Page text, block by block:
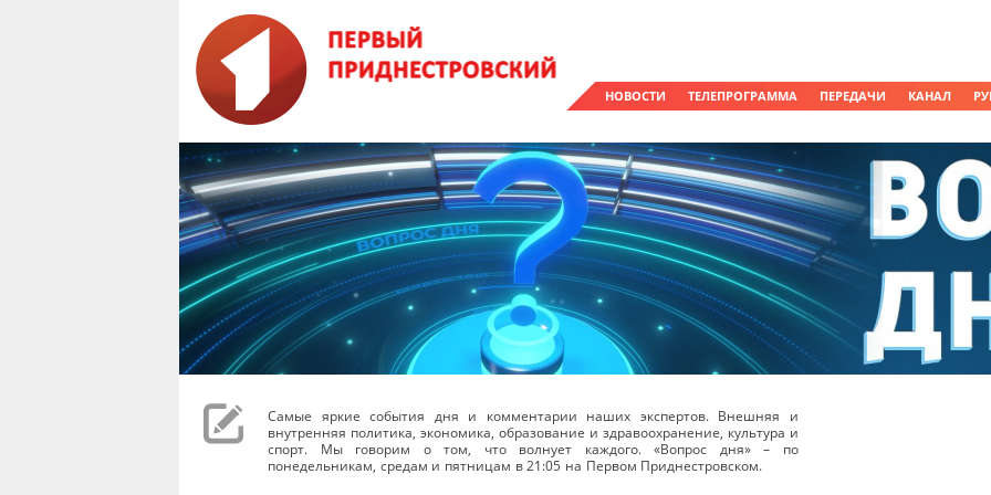
НОВОСТИ ТЕЛЕПРОГРАММА ПЕРЕДАЧИ КАНАЛ
Самые яркие события дня и комментарии наших экспертов. Внешняя и
внутренняя политика, экономика, образование и здравоохранение, культура и
спорт. Мы говорим о том, что волнует каждого. «Вопрос дня» – по
понедельникам, средам и пятницам в 21:05 на Первом Приднестровском.